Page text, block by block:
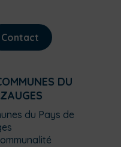
Contact
DU
du Pays de